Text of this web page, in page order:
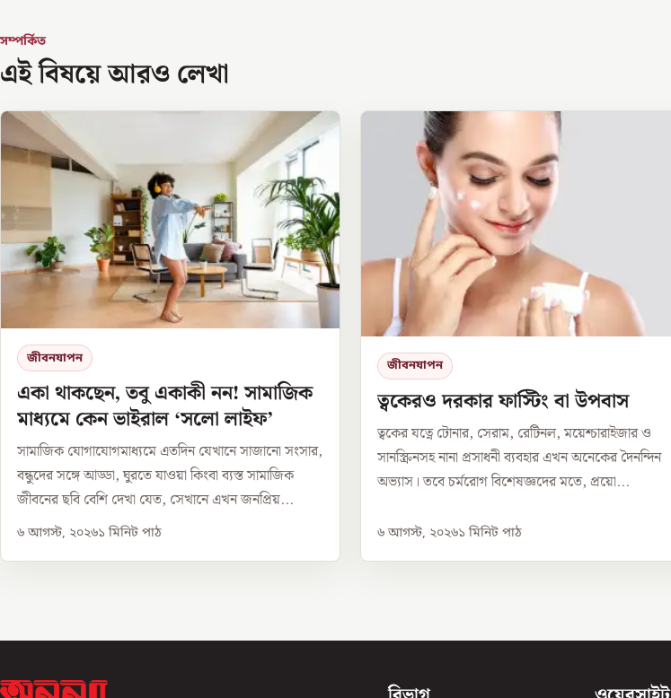
সম্পর্কিত
এই বিষয়ে আরও লেখা
জীবনযাপন
একা থাকছেন, তবু একাকী নন! সামাজিক
মাধ্যমে কেন ভাইরাল ‘সলো লাইফ’
সামাজিক যোগাযোগমাধ্যমে এতদিন যেখানে সাজানো সংসার,
বন্ধুদের সঙ্গে আড্ডা, ঘুরতে যাওয়া কিংবা ব্যস্ত সামাজিক
জীবনের ছবি বেশি দেখা যেত, সেখানে এখন জনপ্রিয়...
৬ আগস্ট, ২০২৬১ মিনিট পাঠ
জীবনযাপন
ত্বকেরও দরকার ফাস্টিং বা উপবাস
ত্বকের যত্নে টোনার, সেরাম, রেটিনল, ময়েশ্চারাইজার ও
সানস্ক্রিনসহ নানা প্রসাধনী ব্যবহার এখন অনেকের দৈনন্দিন
অভ্যাস। তবে চর্মরোগ বিশেষজ্ঞদের মতে, প্রয়ো...
৬ আগস্ট, ২০২৬১ মিনিট পাঠ